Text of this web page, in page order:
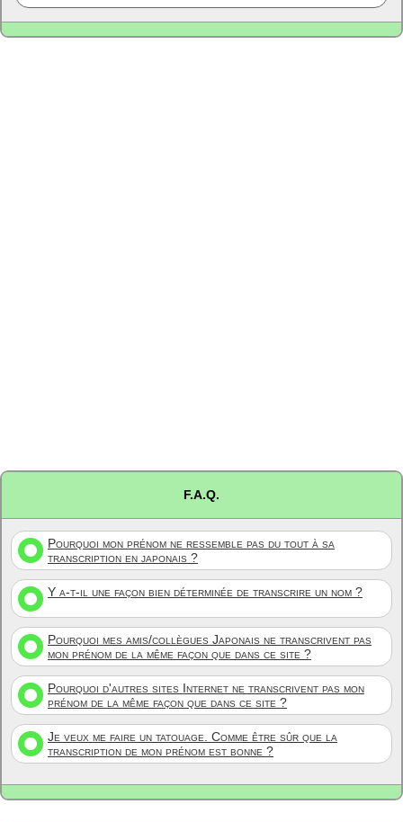
F.A.Q.
Pourquoi mon prénom ne ressemble pas du tout à sa
transcription en japonais ?
Y a-t-il une façon bien déterminée de transcrire un nom ?
Pourquoi mes amis/collègues Japonais ne transcrivent pas
mon prénom de la même façon que dans ce site ?
Pourquoi d'autres sites Internet ne transcrivent pas mon
prénom de la même façon que dans ce site ?
Je veux me faire un tatouage. Comme être sûr que la
transcription de mon prénom est bonne ?